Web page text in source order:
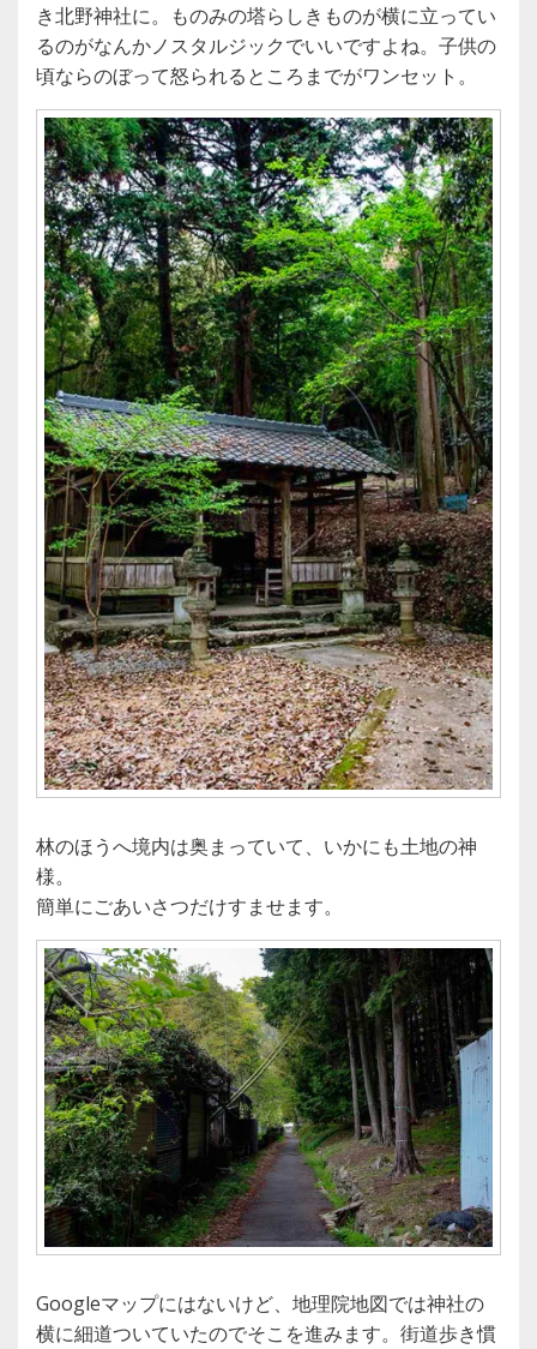
き北野神社に。ものみの塔らしきものが横に立ってい
るのがなんかノスタルジックでいいですよね。子供の
頃ならのぼって怒られるところまでがワンセット。
林のほうへ境内は奥まっていて、いかにも土地の神
様。
簡単にごあいさつだけすませます。
Googleマップにはないけど、地理院地図では神社の
横に細道ついていたのでそこを進みます。街道歩き慣